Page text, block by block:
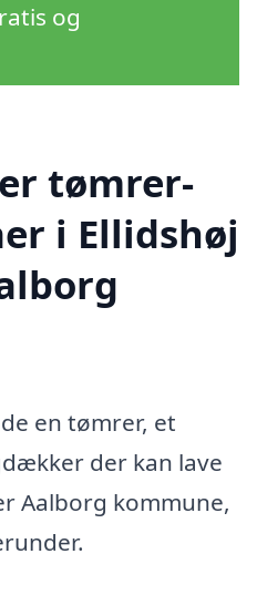
og
tømrer-
i Ellidshøj
en tømrer, et
der kan lave
Aalborg kommune,